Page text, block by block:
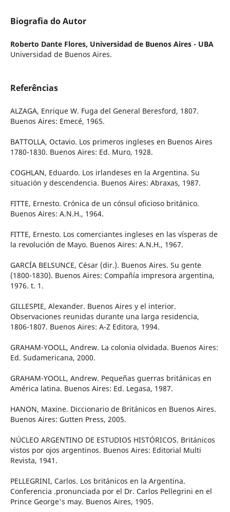
Biografia do Autor
Roberto Dante Flores, Universidad de Buenos Aires - UBA
Universidad de Buenos Aires.
Referências
ALZAGA, Enrique W. Fuga del General Beresford, 1807.
Buenos Aires: Emecé, 1965.
BATTOLLA, Octavio. Los primeros ingleses en Buenos Aires
1780-1830. Buenos Aires: Ed. Muro, 1928.
COGHLAN, Eduardo. Los irlandeses en la Argentina. Su
situación y descendencia. Buenos Aires: Abraxas, 1987.
FITTE, Ernesto. Crónica de un cónsul oficioso británico.
Buenos Aires: A.N.H., 1964.
FITTE, Ernesto. Los comerciantes ingleses en las vísperas de
la revolución de Mayo. Buenos Aires: A.N.H., 1967.
GARCÍA BELSUNCE, César (dir.). Buenos Aires. Su gente
(1800-1830). Buenos Aires: Compañía impresora argentina,
1976. t. 1.
GILLESPIE, Alexander. Buenos Aires y el interior.
Observaciones reunidas durante una larga residencia,
1806-1807. Buenos Aires: A-Z Editora, 1994.
GRAHAM-YOOLL, Andrew. La colonia olvidada. Buenos Aires:
Ed. Sudamericana, 2000.
GRAHAM-YOOLL, Andrew. Pequeñas guerras británicas en
América latina. Buenos Aires: Ed. Legasa, 1987.
HANON, Maxine. Diccionario de Británicos en Buenos Aires.
Buenos Aires: Gutten Press, 2005.
NÚCLEO ARGENTINO DE ESTUDIOS HISTÓRICOS. Británicos
vistos por ojos argentinos. Buenos Aires: Editorial Multi
Revista, 1941.
PELLEGRINI, Carlos. Los británicos en la Argentina.
Conferencia .pronunciada por el Dr. Carlos Pellegrini en el
Prince George's may. Buenos Aires, 1905.